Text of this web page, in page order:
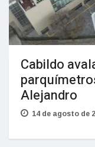
Cabildo
Alejandro
14 de agosto de